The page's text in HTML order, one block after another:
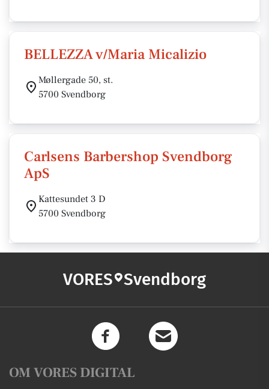
BELLEZZA v/Maria Micalizio
Møllergade 50, st.
5700 Svendborg
Carlsens Barbershop Svendborg
ApS
Kattesundet 3 D
5700 Svendborg
VORES Svendborg
OM VORES DIGITAL